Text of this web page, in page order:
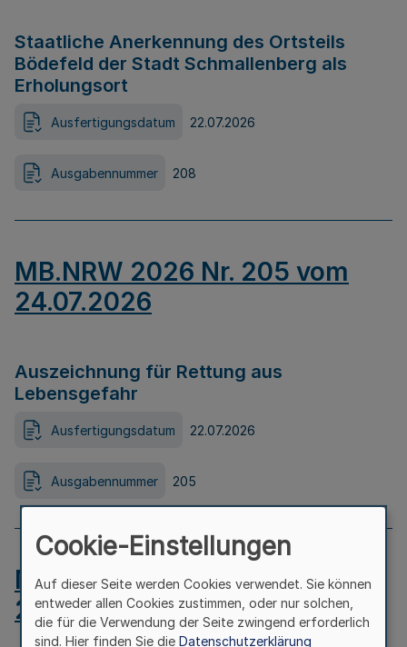
Staatliche Anerkennung des Ortsteils
Bödefeld der Stadt Schmallenberg als
Erholungsort
Ausfertigungsdatum 22.07.2026
Ausgabennummer 208
MB.NRW 2026 Nr. 205 vom
24.07.2026
Auszeichnung für Rettung aus
Lebensgefahr
Ausfertigungsdatum 22.07.2026
Ausgabennummer 205
MB.NRW 2026 Nr. 204 vom
24.07.2026
Cookie-Einstellungen
Auf dieser Seite werden Cookies verwendet. Sie können
entweder allen Cookies zustimmen, oder nur solchen,
die für die Verwendung der Seite zwingend erforderlich
sind. Hier finden Sie die Datenschutzerklärung